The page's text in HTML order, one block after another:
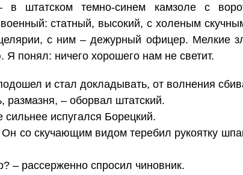
в штатском темно-синем камзоле с
статный, высокий, с холеным
с ним – дежурный офицер. Мелкие
Я понял: ничего хорошего нам не светит.
и стал докладывать, от волнения
размазня, – оборвал штатский.
испугался Борецкий.
со скучающим видом теребил рукоятку
– рассерженно спросил чиновник.